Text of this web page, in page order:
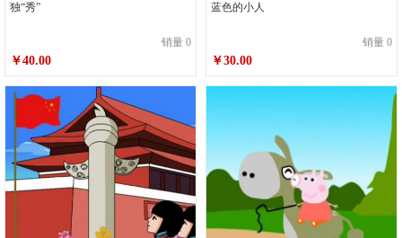
独“秀”
销量 0
￥40.00
蓝色的小人
销量 0
￥30.00